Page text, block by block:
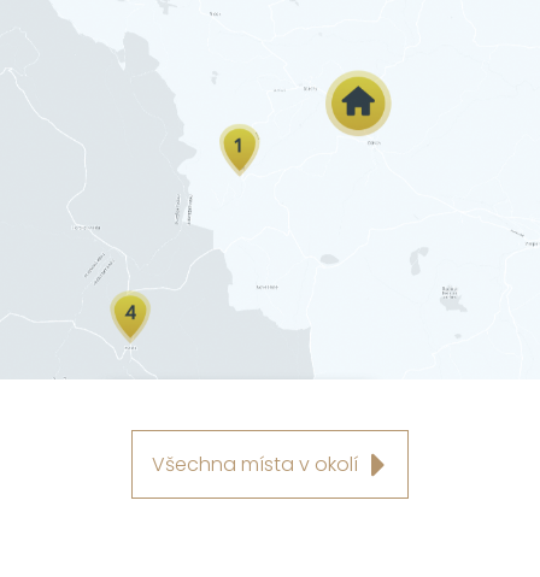
Všechna místa v okolí